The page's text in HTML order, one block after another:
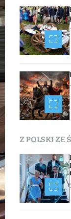
Z POLSKI ZE